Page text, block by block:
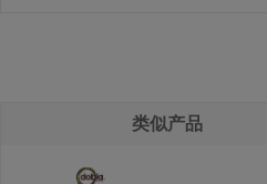
类似产品